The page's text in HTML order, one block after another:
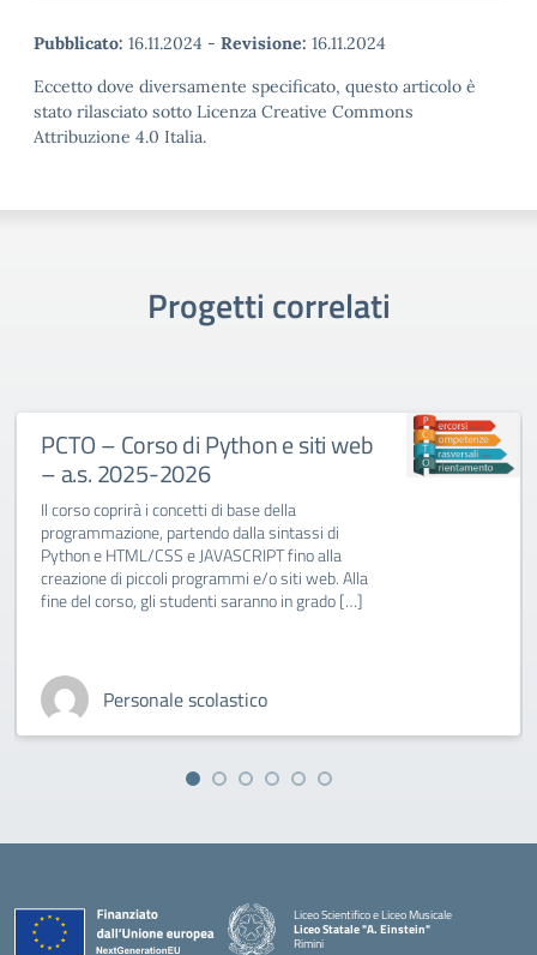
Pubblicato: 16.11.2024 - Revisione: 16.11.2024
Eccetto dove diversamente specificato, questo articolo è
stato rilasciato sotto Licenza Creative Commons
Attribuzione 4.0 Italia.
Progetti correlati
PCTO – Corso di Python e siti web
– a.s. 2025-2026
Il corso coprirà i concetti di base della
programmazione, partendo dalla sintassi di
Python e HTML/CSS e JAVASCRIPT fino alla
creazione di piccoli programmi e/o siti web. Alla
fine del corso, gli studenti saranno in grado […]
Personale scolastico
Liceo Scientifico e Liceo Musicale
Liceo Statale "A. Einstein"
Rimini